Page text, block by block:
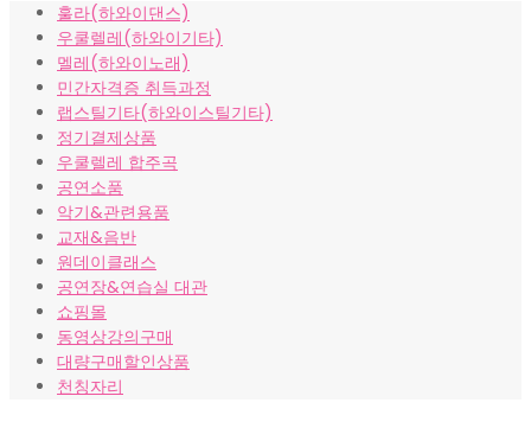
격:
₩10,000.
격:
₩8,000.
훌라(하와이댄스)
우쿨렐레(하와이기타)
멜레(하와이노래)
민간자격증 취득과정
랩스틸기타(하와이스틸기타)
정기결제상품
우쿨렐레 합주곡
공연소품
악기&관련용품
교재&음반
원데이클래스
공연장&연습실 대관
쇼핑몰
동영상강의구매
대량구매할인상품
천칭자리